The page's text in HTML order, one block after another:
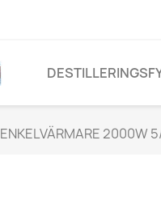
ENKELVÄRMARE 2000W